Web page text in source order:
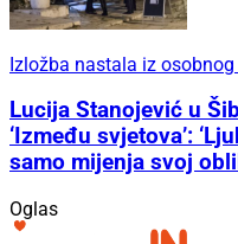
Izložba nastala iz
Lucija Stanojević u
‘Između svjetova’:
samo mijenja svoj
Oglas